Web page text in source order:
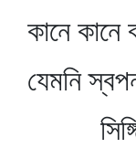
কানে
যেমনি